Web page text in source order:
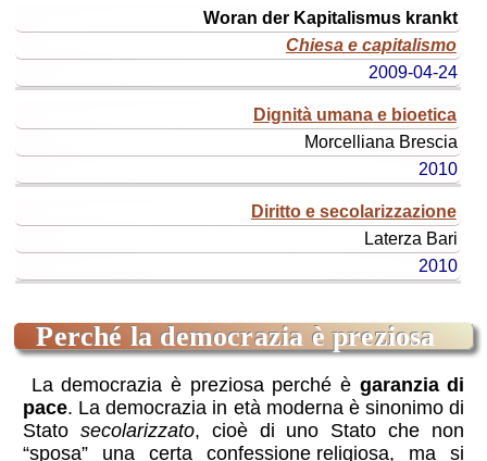
Woran der Kapitalismus krankt
Chiesa e capitalismo
2009-04-24
Dignità umana e bioetica
Morcelliana Brescia
2010
Diritto e secolarizzazione
Laterza Bari
2010
Perché la democrazia è preziosa
La democrazia è preziosa perché è garanzia di
pace. La democrazia in età moderna è sinonimo di
Stato secolarizzato, cioè di uno Stato che non
“sposa” una certaconfessione religiosa, ma si